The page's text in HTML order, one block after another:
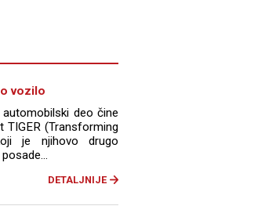
vozilo
deo čine
TIGER (Transforming
je njihovo drugo
DETALJNIJE